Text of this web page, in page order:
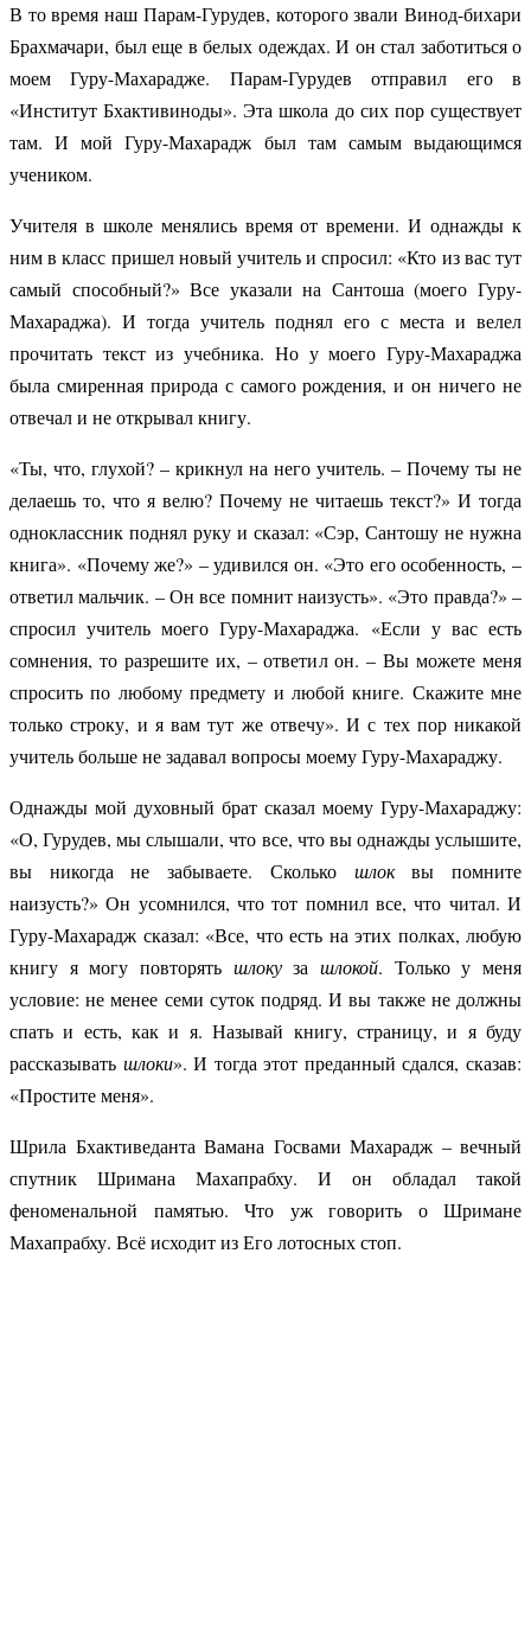
В то время наш Парам-Гурудев, которого звали Винод-бихари
Брахмачари, был еще в белых одеждах. И он стал заботиться о
моем Гуру-Махарадже. Парам-Гурудев отправил его в
«Институт Бхактивиноды». Эта школа до сих пор существует
там. И мой Гуру-Махарадж был там самым выдающимся
учеником.
Учителя в школе менялись время от времени. И однажды к
ним в класс пришел новый учитель и спросил: «Кто из вас тут
самый способный?» Все указали на Сантоша (моего Гуру-
Махараджа). И тогда учитель поднял его с места и велел
прочитать текст из учебника. Но у моего Гуру-Махараджа
была смиренная природа с самого рождения, и он ничего не
отвечал и не открывал книгу.
«Ты, что, глухой? – крикнул на него учитель. – Почему ты не
делаешь то, что я велю? Почему не читаешь текст?» И тогда
одноклассник поднял руку и сказал: «Сэр, Сантошу не нужна
книга». «Почему же?» – удивился он. «Это его особенность, –
ответил мальчик. – Он все помнит наизусть». «Это правда?» –
спросил учитель моего Гуру-Махараджа. «Если у вас есть
сомнения, то разрешите их, – ответил он. – Вы можете меня
спросить по любому предмету и любой книге. Скажите мне
только строку, и я вам тут же отвечу». И с тех пор никакой
учитель больше не задавал вопросы моему Гуру-Махараджу.
Однажды мой духовный брат сказал моему Гуру-Махараджу:
«О, Гурудев, мы слышали, что все, что вы однажды услышите,
вы никогда не забываете. Сколько шлоквы помните
наизусть?» Он усомнился, что тот помнил все, что читал. И
Гуру-Махарадж сказал: «Все, что есть на этих полках, любую
книгу я могу повторять шлокузашлокой. Только у меня
условие: не менее семи суток подряд. И вы также не должны
спать и есть, как и я. Называй книгу, страницу, и я буду
рассказывать шлоки». И тогда этот преданный сдался, сказав:
«Простите меня».
Шрила Бхактиведанта Вамана Госвами Махарадж – вечный
спутник Шримана Махапрабху. И он обладал такой
феноменальной памятью. Что уж говорить о Шримане
Махапрабху. Всё исходит из Его лотосных стоп.